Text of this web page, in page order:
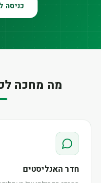
כניסה
מה מחכה
חדר האנליסטים